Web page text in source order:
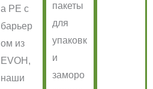
а PE с
барьер
ом из
EVOH,
наши
пакеты
для
упаковк
и
заморо